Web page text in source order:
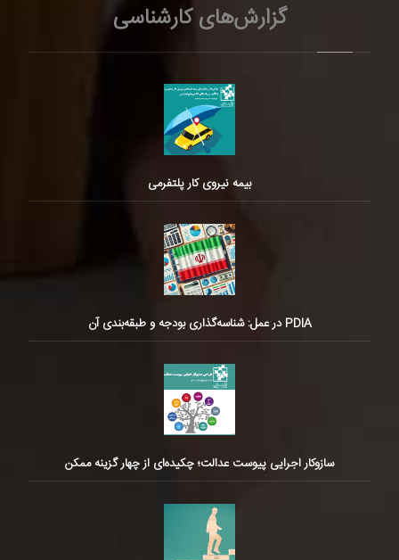
گزارش‌های کارشناسی
بیمه نیروی کار پلتفرمی
PDIA در عمل: شناسه‌گذاری بودجه و طبقه‌بندی آن
سازوکار اجرایی پیوست عدالت؛ چکیده‌ای از چهار گزینه ممکن